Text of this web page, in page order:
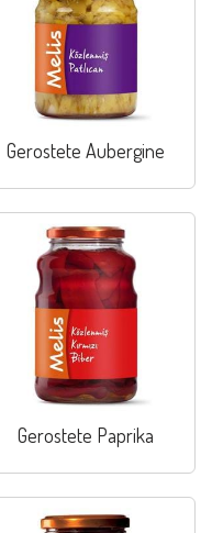
Gerostete Aubergine
Gerostete Paprika